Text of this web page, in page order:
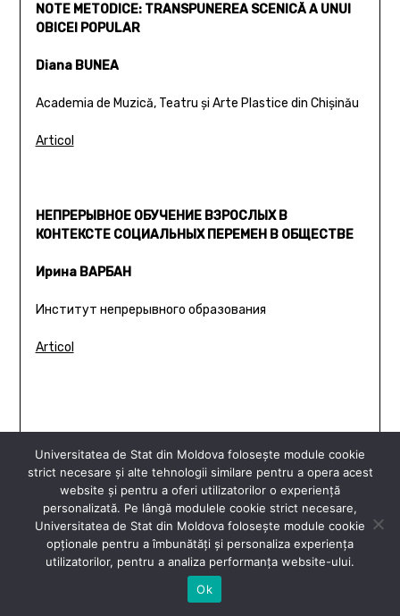
NOTE METODICE: TRANSPUNEREA SCENICĂ A UNUI
OBICEI POPULAR
Diana BUNEA
Academia de Muzică, Teatru şi Arte Plastice din Chişinău
Articol
НЕПРЕРЫВНОЕ ОБУЧЕНИЕ ВЗРОСЛЫХ В
КОНТЕКСТЕ СОЦИАЛЬНЫХ ПЕРЕМЕН В ОБЩЕСТВЕ
Ирина ВАРБАН
Институт непрерывного образования
Articol
Articol
Universitatea de Stat din Moldova folosește module cookie
strict necesare și alte tehnologii similare pentru a opera acest
website și pentru a oferi utilizatorilor o experiență
personalizată. Pe lângă modulele cookie strict necesare,
Universitatea de Stat din Moldova folosește module cookie
opționale pentru a îmbunătăți și personaliza experiența
utilizatorilor, pentru a analiza performanța website-ului.
Ok